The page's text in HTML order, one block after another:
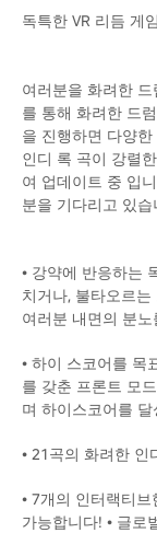
독특한 VR 리듬 게
여러분을 화려한
를 통해 화려한 드
을 진행하면 다양
인디 록 곡이 강렬
여 업데이트 중 입
분을 기다리고 있습
• 강약에 반응하는
치거나, 불타오르
여러분 내면의 분
• 하이 스코어를 목
를 갖춘 프론트 모
며 하이스코어를
• 21곡의 화려한 인
• 7개의 인터랙티
가능합니다! • 글로